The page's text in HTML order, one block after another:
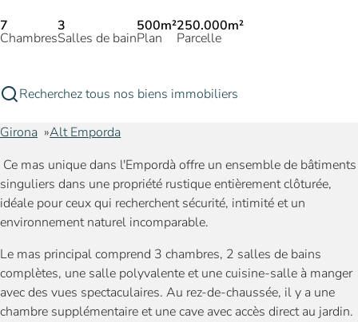
7
Chambres
3
Salles de bain
500m²
Plan
250.000m²
Parcelle
Recherchez tous nos biens immobiliers
Girona
Alt Emporda
Ce mas unique dans l'Empordà offre un ensemble de bâtiments
singuliers dans une propriété rustique entièrement clôturée,
idéale pour ceux qui recherchent sécurité, intimité et un
environnement naturel incomparable.
Le mas principal comprend 3 chambres, 2 salles de bains
complètes, une salle polyvalente et une cuisine-salle à manger
avec des vues spectaculaires. Au rez-de-chaussée, il y a une
chambre supplémentaire et une cave avec accès direct au jardin.